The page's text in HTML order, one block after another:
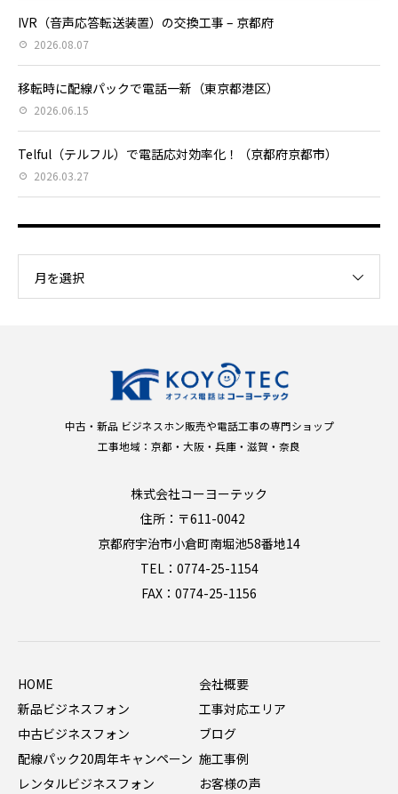
IVR（音声応答転送装置）の交換工事 – 京都府
2026.08.07
移転時に配線パックで電話一新（東京都港区）
2026.06.15
Telful（テルフル）で電話応対効率化！（京都府京都市）
2026.03.27
月を選択
中古・新品 ビジネスホン販売や電話工事の専門ショップ
工事地域：京都・大阪・兵庫・滋賀・奈良
株式会社コーヨーテック
住所：〒611-0042
京都府宇治市小倉町南堀池58番地14
TEL：0774-25-1154
FAX：0774-25-1156
HOME
新品ビジネスフォン
中古ビジネスフォン
配線パック20周年キャンペーン
レンタルビジネスフォン
会社概要
工事対応エリア
ブログ
施工事例
お客様の声